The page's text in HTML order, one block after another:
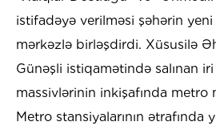
istifadəyə verilməsi şəhərin yeni
mərkəzlə birləşdirdi. Xüsusilə
Günəşli istiqamətində salınan iri
massivlərinin inkişafında metro
Metro stansiyalarının ətrafında